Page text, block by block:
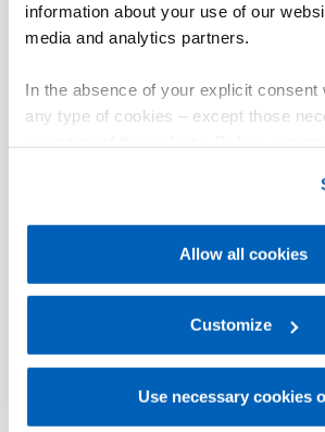
information about your use of our
media and analytics partners.
In the absence of your explicit consent
any type of cookies – except those
policy.
regarding processing of personal data,
Gefran - Privacy Policy.
Allow all cookies
Customize
Use necessary cookies